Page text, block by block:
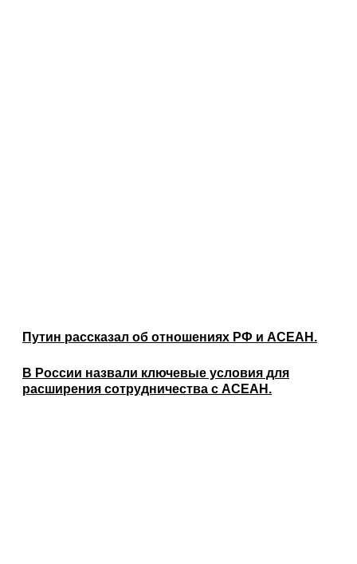
Путин рассказал об отношениях РФ и АСЕАН.
В России назвали ключевые условия для
расширения сотрудничества с АСЕАН.